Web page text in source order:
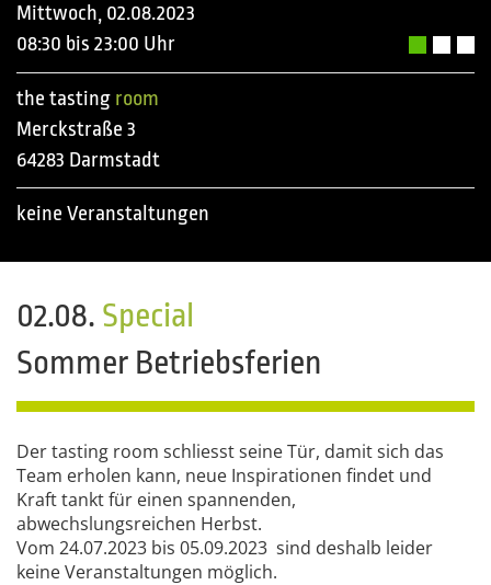
Mittwoch, 02.08.2023
08:30 bis 23:00 Uhr
the tasting room
Merckstraße 3
64283 Darmstadt
keine Veranstaltungen
02.08. Special
Sommer Betriebsferien
Der tasting room schliesst seine Tür, damit sich das
Team erholen kann, neue Inspirationen findet und
Kraft tankt für einen spannenden,
abwechslungsreichen Herbst.
Vom 24.07.2023 bis 05.09.2023 sind deshalb leider
keine Veranstaltungen möglich.